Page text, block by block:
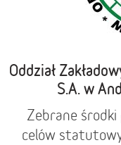
Oddział
S.A. w
Zebrane środki
celów